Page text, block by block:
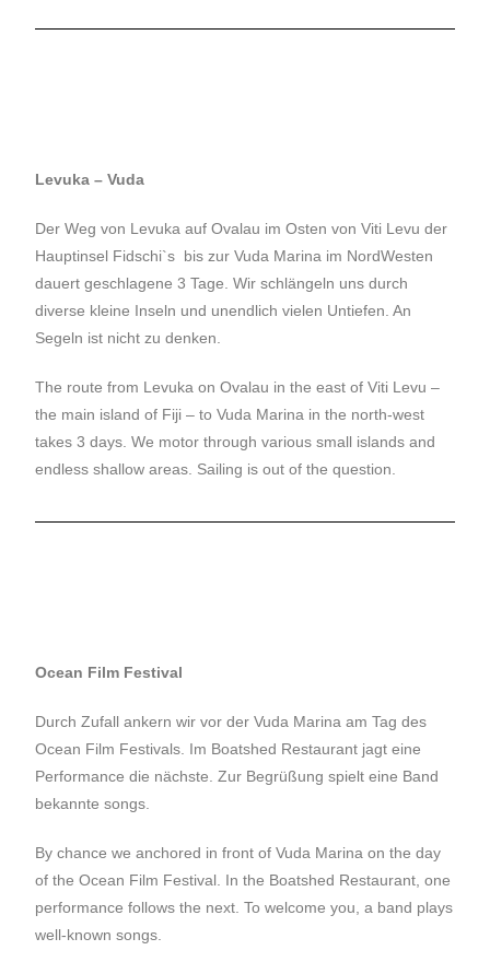
Levuka – Vuda
Der Weg von Levuka auf Ovalau im Osten von Viti Levu der
Hauptinsel Fidschi`s bis zur Vuda Marina im NordWesten
dauert geschlagene 3 Tage. Wir schlängeln uns durch
diverse kleine Inseln und unendlich vielen Untiefen. An
Segeln ist nicht zu denken.
The route from Levuka on Ovalau in the east of Viti Levu –
the main island of Fiji – to Vuda Marina in the north-west
takes 3 days. We motor through various small islands and
endless shallow areas. Sailing is out of the question.
Ocean Film Festival
Durch Zufall ankern wir vor der Vuda Marina am Tag des
Ocean Film Festivals. Im Boatshed Restaurant jagt eine
Performance die nächste. Zur Begrüßung spielt eine Band
bekannte songs.
By chance we anchored in front of Vuda Marina on the day
of the Ocean Film Festival. In the Boatshed Restaurant, one
performance follows the next. To welcome you, a band plays
well-known songs.